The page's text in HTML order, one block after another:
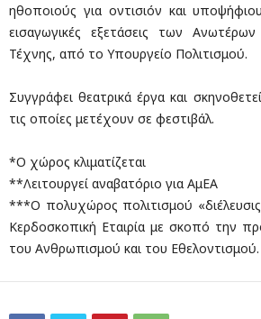
ηθοποιούς για οντισιόν και
εισαγωγικές εξετάσεις των
Τέχνης, από το Υπουργείο Πολιτισμού.
Συγγράφει θεατρικά έργα και
τις οποίες μετέχουν σε φεστιβάλ.
*Ο χώρος κλιματίζεται
**Λειτουργεί αναβατόριο για ΑμΕΑ
***Ο πολυχώρος πολιτισμού
Κερδοσκοπική Εταιρία με σκοπό την
του Ανθρωπισμού και του Εθελοντισμού.